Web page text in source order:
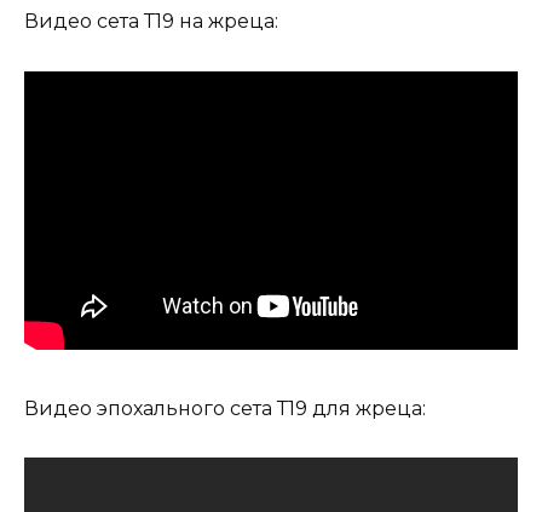
Видео сета Т19 на жреца:
Видео эпохального сета Т19 для жреца: